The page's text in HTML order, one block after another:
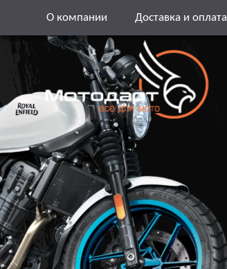
О компании Доставка и оплата